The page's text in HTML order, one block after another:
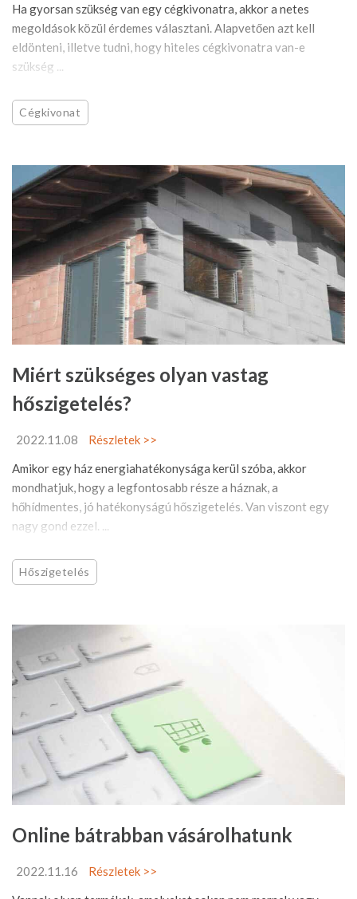
Ha gyorsan szükség van egy cégkivonatra, akkor a netes
megoldások közül érdemes választani. Alapvetően azt kell
eldönteni, illetve tudni, hogy hiteles cégkivonatra van-e
szükség ...
Cégkivonat
Miért szükséges olyan vastag
hőszigetelés?
2022.11.08
Részletek >>
Amikor egy ház energiahatékonysága kerül szóba, akkor
mondhatjuk, hogy a legfontosabb része a háznak, a
hőhídmentes, jó hatékonyságú hőszigetelés. Van viszont egy
nagy gond ezzel. ...
Hőszigetelés
Online bátrabban vásárolhatunk
2022.11.16
Részletek >>